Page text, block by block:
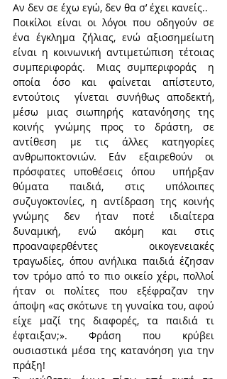
Αν δεν σε έχω εγώ, δεν θα σ’ έχει κανείς..
Ποικίλοι είναι οι λόγοι που οδηγούν σε
ένα έγκλημα ζήλιας, ενώ αξιοσημείωτη
είναι η κοινωνική αντιμετώπιση τέτοιας
συμπεριφοράς.  Μιας συμπεριφοράς  η
οποία όσο και φαίνεται απίστευτο,
εντούτοις  γίνεται συνήθως αποδεκτή,
μέσω μιας σιωπηρής κατανόησης της
κοινής γνώμης προς το δράστη, σε
αντίθεση με τις άλλες κατηγορίες
ανθρωποκτονιών. Εάν εξαιρεθούν οι
πρόσφατες υποθέσεις όπου  υπήρξαν
θύματα παιδιά, στις υπόλοιπες
συζυγοκτονίες, η αντίδραση της κοινής
γνώμης δεν ήταν ποτέ ιδιαίτερα
δυναμική, ενώ ακόμη και στις
προαναφερθέντες  οικογενειακές
τραγωδίες, όπου ανήλικα παιδιά έζησαν
τον τρόμο από το πιο οικείο χέρι, πολλοί
ήταν οι πολίτες που εξέφραζαν την
άποψη «ας σκότωνε τη γυναίκα του, αφού
είχε μαζί της διαφορές, τα παιδιά τι
έφταιξαν;». Φράση που κρύβει
ουσιαστικά μέσα της κατανόηση για την
πράξη!